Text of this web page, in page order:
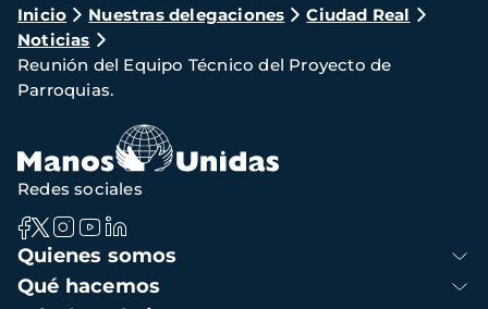
Ruta
de
navegación
Inicio Nuestras delegaciones
Ciudad Real
Noticias
Reunión del Equipo Técnico del Proyecto de
Parroquias.
Navegación
principal
Quienes somos
Qué hacemos
Redes sociales